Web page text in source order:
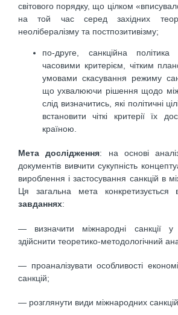
світового порядку, що цілком
на той час серед західних
неолібералізму та постпозитивізму;
по-друге, санкційна
часовими критерієм, чітким
умовами скасування режиму
що ухвалюючи рішення щодо
слід визначитись, які політичні
встановити чіткі критерії їх
країною.
Мета дослідження: на основі
документів вивчити сукупність
вироблення і застосування санкцій в
Ця загальна мета конкретизується
завданнях:
— визначити міжнародні санкції у
здійснити теоретико-методологічний
— проаналізувати особливості
санкцій;
— розглянути види міжнародних